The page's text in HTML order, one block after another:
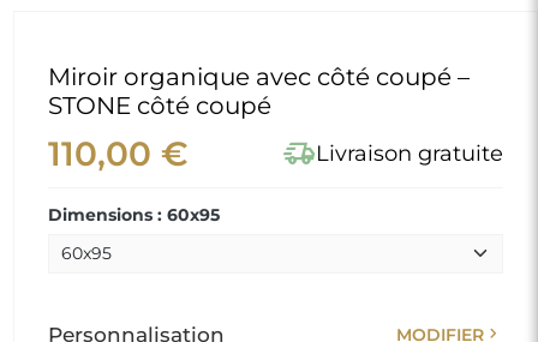
Miroir organique avec côté coupé –
STONE côté coupé
110,00 € delivery_truck_speedLivraison gratuite
Dimensions : 60x95
Personnalisation MODIFIER chevron_right